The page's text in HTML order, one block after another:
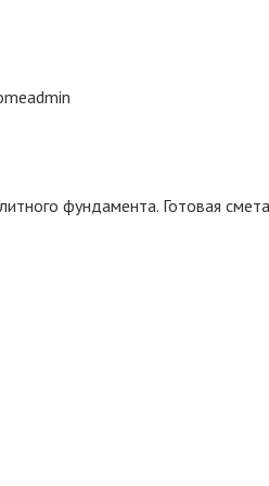
фундамента. Готовая